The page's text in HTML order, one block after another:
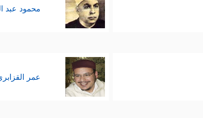
محمود عبد
عمر